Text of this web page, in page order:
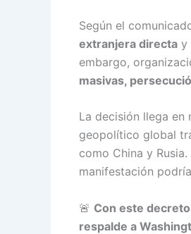
Según el
extranjera directa y
embargo,
masivas,
La decisión llega en
geopolítico global
como China y
manifestación
🚨 Con este
respalde a